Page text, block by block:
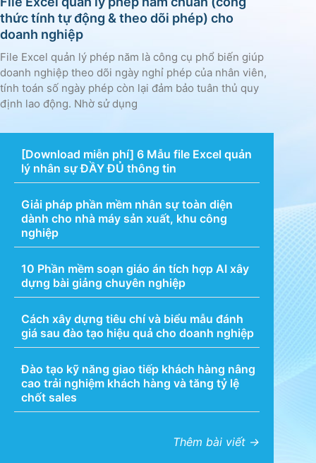
thức tính tự động & theo dõi phép) cho
doanh nghiệp
File Excel quản lý phép năm là công cụ phổ biến giúp
doanh nghiệp theo dõi ngày nghỉ phép của nhân viên,
tính toán số ngày phép còn lại đảm bảo tuân thủ quy
định lao động. Nhờ sử dụng
[Download miễn phí] 6 ​Mẫu file Excel quản
lý nhân sự​ ĐẦY ĐỦ thông tin
Giải pháp phần mềm nhân sự toàn diện
dành cho nhà máy sản xuất, khu công
nghiệp
10 Phần mềm soạn giáo án tích hợp AI xây
dựng bài giảng chuyên nghiệp
Cách xây dựng tiêu chí và biểu mẫu đánh
giá sau đào tạo hiệu quả cho doanh nghiệp
Đào tạo kỹ năng giao tiếp khách hàng nâng
cao trải nghiệm khách hàng và tăng tỷ lệ
chốt sales
Thêm bài viết →